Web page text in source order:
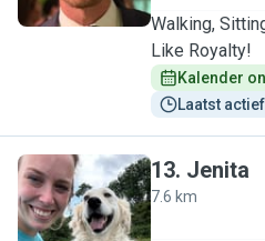
Walking,
Like Royalty!
Kalender
Laatst
J
13. Jenita
7.6 km